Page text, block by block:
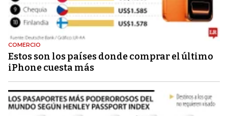
COMERCIO
Estos son los países donde comprar el último
iPhone cuesta más